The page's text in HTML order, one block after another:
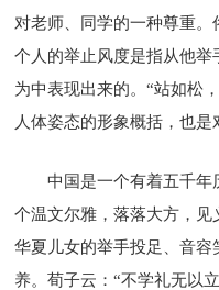
对老师、同学的一种尊重。
个人的举止风度是指从他
为中表现出来的。“站如松
人体姿态的形象概括，也是
中国是一个有着五千年
个温文尔雅，落落大方，见
华夏儿女的举手投足、音
养。荀子云：“不学礼无以